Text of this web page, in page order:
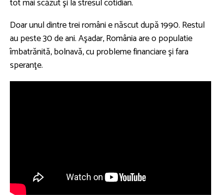
tot mai scăzut şi la stresul cotidian.
Doar unul dintre trei români e născut după 1990. Restul
au peste 30 de ani. Aşadar, România are o populatie
îmbatrănită, bolnavă, cu probleme financiare şi fara
speranţe.